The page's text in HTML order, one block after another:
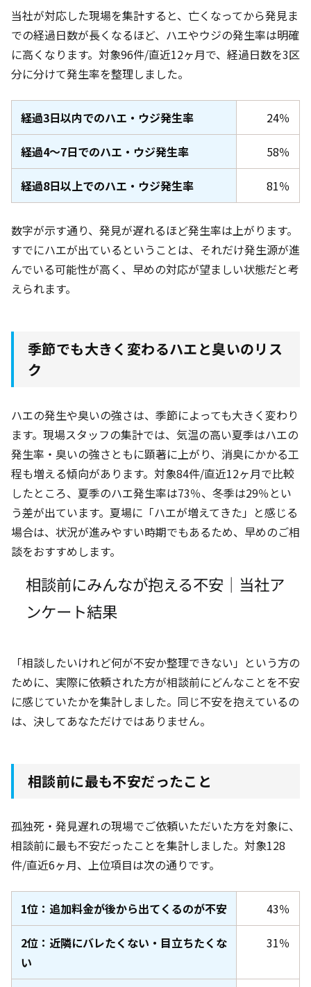
当社が対応した現場を集計すると、亡くなってから発見ま
での経過日数が長くなるほど、ハエやウジの発生率は明確
に高くなります。対象96件/直近12ヶ月で、経過日数を3区
分に分けて発生率を整理しました。
経過3日以内でのハエ・ウジ発生率 24％
経過4〜7日でのハエ・ウジ発生率 58％
経過8日以上でのハエ・ウジ発生率 81％
数字が示す通り、発見が遅れるほど発生率は上がります。
すでにハエが出ているということは、それだけ発生源が進
んでいる可能性が高く、早めの対応が望ましい状態だと考
えられます。
季節でも大きく変わるハエと臭いのリス
ク
ハエの発生や臭いの強さは、季節によっても大きく変わり
ます。現場スタッフの集計では、気温の高い夏季はハエの
発生率・臭いの強さともに顕著に上がり、消臭にかかる工
程も増える傾向があります。対象84件/直近12ヶ月で比較
したところ、夏季のハエ発生率は73％、冬季は29％ とい
う差が出ています。夏場に「ハエが増えてきた」と感じる
場合は、状況が進みやすい時期でもあるため、早めのご相
談をおすすめします。
相談前にみんなが抱える不安｜当社ア
ンケート結果
「相談したいけれど何が不安か整理できない」という方の
ために、実際に依頼された方が相談前にどんなことを不安
に感じていたかを集計しました。同じ不安を抱えているの
は、決してあなただけではありません。
相談前に最も不安だったこと
孤独死・発見遅れの現場でご依頼いただいた方を対象に、
相談前に最も不安だったことを集計しました。対象128
件/直近6ヶ月、上位項目は次の通りです。
1位：追加料金が後から出てくるのが不安 43％
2位：近隣にバレたくない・目立ちたくな
い
31％